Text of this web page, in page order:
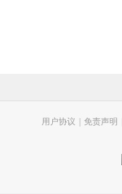
免责声明
用户协议